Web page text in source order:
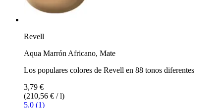
Revell
Aqua Marrón Africano, Mate
Los populares colores de Revell en 88 tonos diferentes
3,79 €
(210,56 € / l)
5.0 (1)